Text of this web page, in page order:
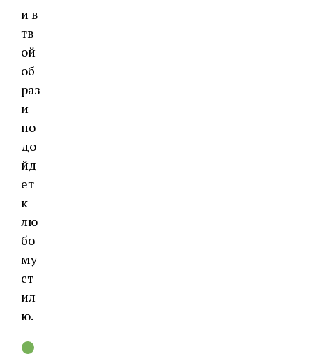
и в
тв
ой
об
раз
и
по
до
йд
ет
к
лю
бо
му
ст
ил
ю.